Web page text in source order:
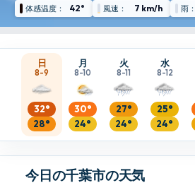
体感温度： 42° 風速： 7 km/h 雨：
日
8-9
32°
28°
月
8-10
30°
24°
火
8-11
27°
24°
水
8-12
25°
24°
今日の千葉市の天気